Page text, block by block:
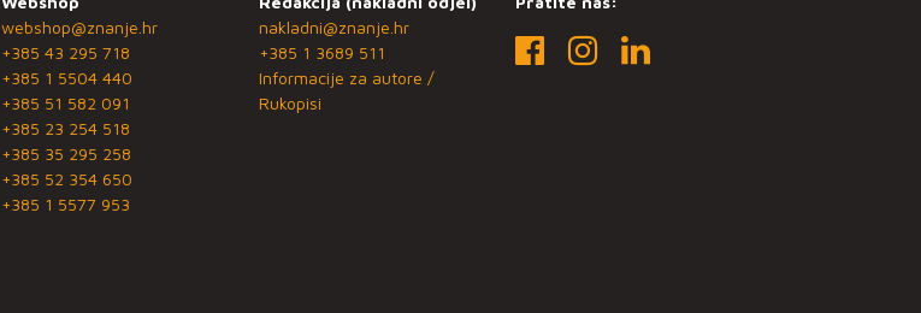
webshop@znanje.hr
+385 43 295 718
+385 1 5504 440
+385 51 582 091
+385 23 254 518
+385 35 295 258
+385 52 354 650
+385 1 5577 953
nakladni@znanje.hr
+385 1 3689 511
Informacije za autore /
Rukopisi